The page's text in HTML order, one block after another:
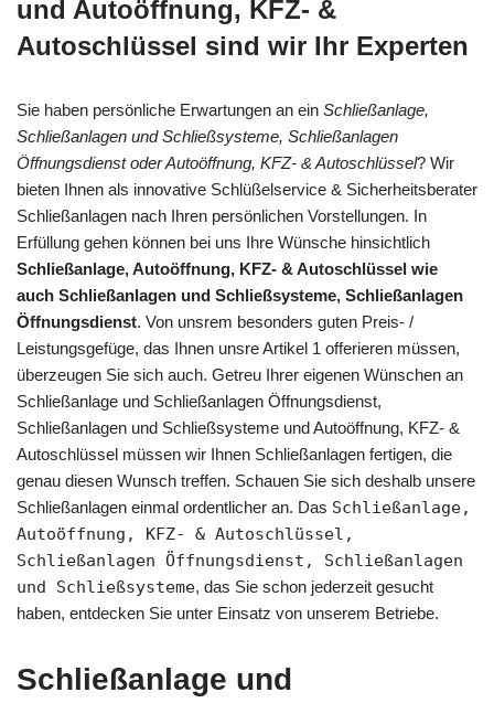
und Autoöffnung, KFZ- &
Autoschlüssel sind wir Ihr Experten
Sie haben persönliche Erwartungen an ein Schließanlage,
Schließanlagen und Schließsysteme, Schließanlagen
Öffnungsdienst oder Autoöffnung, KFZ- & Autoschlüssel? Wir
bieten Ihnen als innovative Schlüßelservice & Sicherheitsberater
Schließanlagen nach Ihren persönlichen Vorstellungen. In
Erfüllung gehen können bei uns Ihre Wünsche hinsichtlich
Schließanlage, Autoöffnung, KFZ- & Autoschlüssel wie
auch Schließanlagen und Schließsysteme, Schließanlagen
Öffnungsdienst. Von unsrem besonders guten Preis- /
Leistungsgefüge, das Ihnen unsre Artikel 1 offerieren müssen,
überzeugen Sie sich auch. Getreu Ihrer eigenen Wünschen an
Schließanlage und Schließanlagen Öffnungsdienst,
Schließanlagen und Schließsysteme und Autoöffnung, KFZ- &
Autoschlüssel müssen wir Ihnen Schließanlagen fertigen, die
genau diesen Wunsch treffen. Schauen Sie sich deshalb unsere
Schließanlagen einmal ordentlicher an. Das Schließanlage,
Autoöffnung, KFZ- & Autoschlüssel,
Schließanlagen Öffnungsdienst, Schließanlagen
und Schließsysteme, das Sie schon jederzeit gesucht
haben, entdecken Sie unter Einsatz von unserem Betriebe.
Schließanlage und